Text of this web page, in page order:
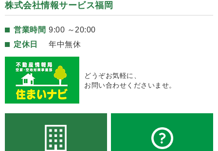
株式会社情報サービス福岡
営業時間 9:00 ～20:00
定休日
年中無休
どうぞお気軽に、
お問い合わせくださいませ。